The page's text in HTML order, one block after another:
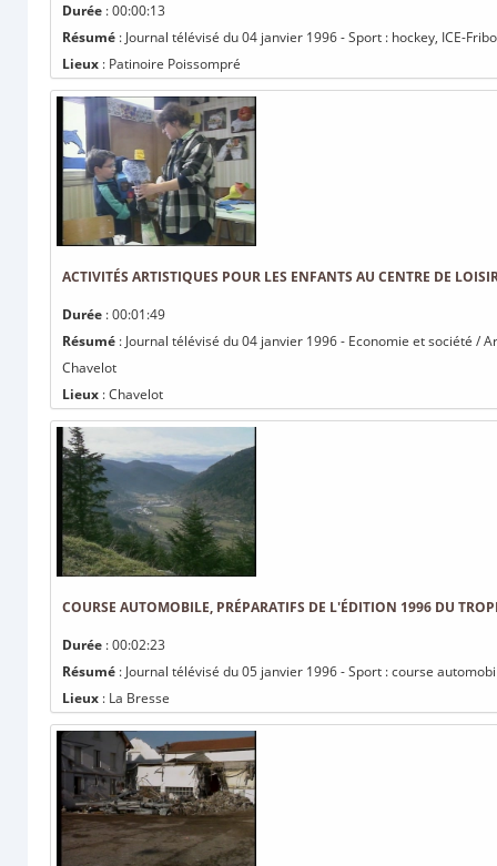
Durée : 00:00:13
Résumé : Journal télévisé du 04 janvier 1996 - Sport : hockey, ICE-
Lieux : Patinoire Poissompré
ACTIVITÉS ARTISTIQUES POUR LES ENFANTS AU CENTRE DE
Durée : 00:01:49
Résumé : Journal télévisé du 04 janvier 1996 - Economie et société
Chavelot
Lieux : Chavelot
COURSE AUTOMOBILE, PRÉPARATIFS DE L'ÉDITION 1996 DU
Durée : 00:02:23
Résumé : Journal télévisé du 05 janvier 1996 - Sport : course
Lieux : La Bresse